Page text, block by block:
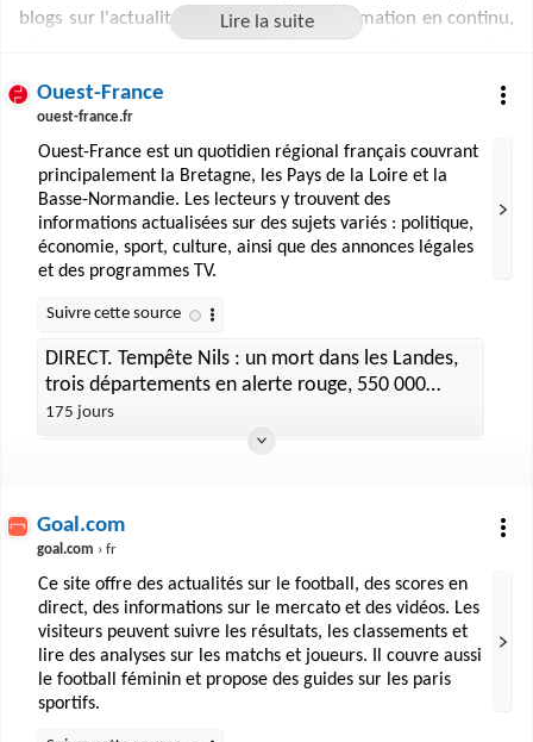
blogs sur l'actualité et les chaînes d'information en continu,
suivre les dernières innovations technologiques, de
tendances culturelles, ces plateformes sont des outils
essentiels pour rester informé et engagé dans une société
en constante évolution.
Ouest-France
ouest-france.fr
Ouest-France est un quotidien régional français couvrant
principalement la Bretagne, les Pays de la Loire et la
Basse-Normandie. Les lecteurs y trouvent des
informations actualisées sur des sujets variés : politique,
économie, sport, culture, ainsi que des annonces légales
et des programmes TV.
DIRECT. Tempête Nils : un mort dans les Landes,
trois départements en alerte rouge, 550 000
foyers privés d’électricité
175 jours
Goal.com
goal.com › fr
Ce site offre des actualités sur le football, des scores en
direct, des informations sur le mercato et des vidéos. Les
visiteurs peuvent suivre les résultats, les classements et
lire des analyses sur les matchs et joueurs. Il couvre aussi
le football féminin et propose des guides sur les paris
sportifs.